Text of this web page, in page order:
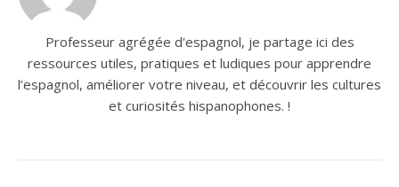
Professeur agrégée d'espagnol, je partage ici des
ressources utiles, pratiques et ludiques pour apprendre
l’espagnol, améliorer votre niveau, et découvrir les cultures
et curiosités hispanophones. !